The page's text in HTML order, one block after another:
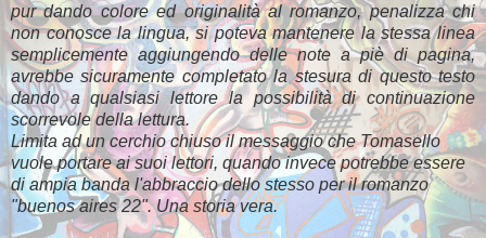
pur dando colore ed originalità al romanzo, penalizza chi
non conosce la lingua, si poteva mantenere la stessa linea
semplicemente aggiungendo delle note a piè di pagina,
avrebbe sicuramente completato la stesura di questo testo
dando a qualsiasi lettore la possibilità di continuazione
scorrevole della lettura.
Limita ad un cerchio chiuso il messaggio cheTomasello
vuoleportare ai suoi lettori, quando invece potrebbe essere
di ampia banda l'abbraccio dello stesso per il romanzo
"buenos aires 22". Una storia vera.